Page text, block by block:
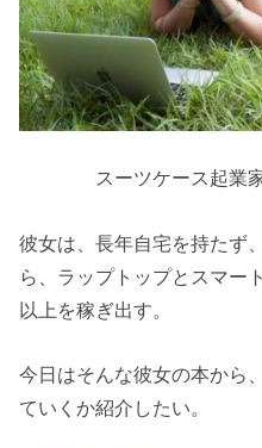
スーツケース起業
彼女は、長年自宅を持たず
ら、ラップトップとスマー
以上を稼ぎ出す。
今日はそんな彼女の本から
ていくか紹介したい。